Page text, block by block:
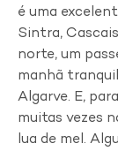
é uma
Sintra,
norte, um
manhã
Algarve. E,
muitas vezes
lua de mel.